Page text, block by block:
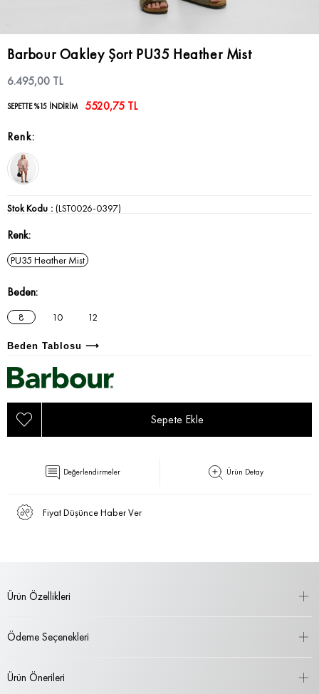
Barbour Oakley Şort PU35 Heather Mist
6.495,00 TL
SEPETTE %15 İNDİRİM 5520,75 TL
Stok Kodu (LST0026-0397)
Renk
PU35 Heather Mist
Beden
8 10 12
Beden Tablosu ⟶
Değerlendirmeler Ürün Detay
Fiyat Düşünce Haber Ver
Ürün Özellikleri
Ödeme Seçenekleri
Ürün Önerileri